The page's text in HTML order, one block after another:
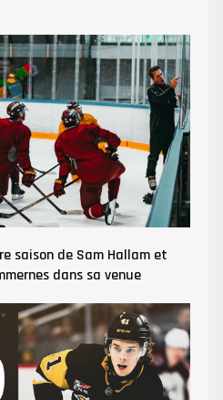
saison de Sam Hallam et
dans sa venue